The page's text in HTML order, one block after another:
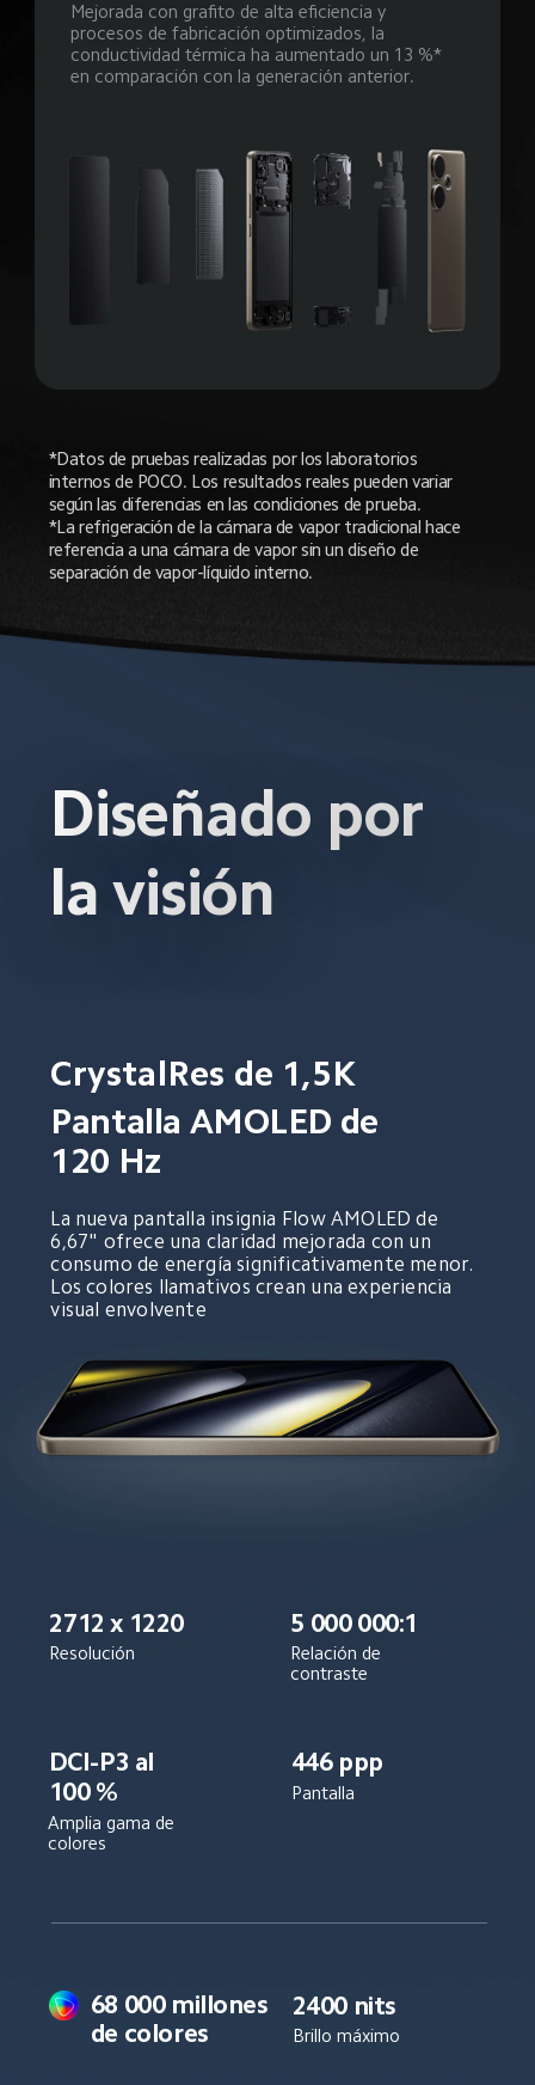
Mejorada con grafito de alta eficiencia y
procesos de fabricación optimizados, la
conductividad térmica ha aumentado un 13 %*
en comparación con la generación anterior.
*Datos de pruebas realizadas por los laboratorios
internos de POCO. Los resultados reales pueden variar
según las diferencias en las condiciones de prueba.
*La refrigeración de la cámara de vapor tradicional hace
referencia a una cámara de vapor sin un diseño de
separación de vapor-líquido interno.
Diseñado por
la visión
CrystalRes de 1,5K
Pantalla AMOLED de
120 Hz
La nueva pantalla insignia Flow AMOLED de
6,67" ofrece una claridad mejorada con un
consumo de energía significativamente menor.
Los colores llamativos crean una experiencia
visual envolvente
2712 x 1220
Resolución
5 000 000:1
Relación de
contraste
DCI-P3 al
100 %
Amplia gama de
colores
446 ppp
Pantalla
68 000 millones
de colores
2400 nits
Brillo máximo